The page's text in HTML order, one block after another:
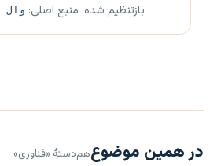
بازتنظیم شده. منبع اصلی: وال
در همین موضوعهم‌دستهٔ «فناوری»